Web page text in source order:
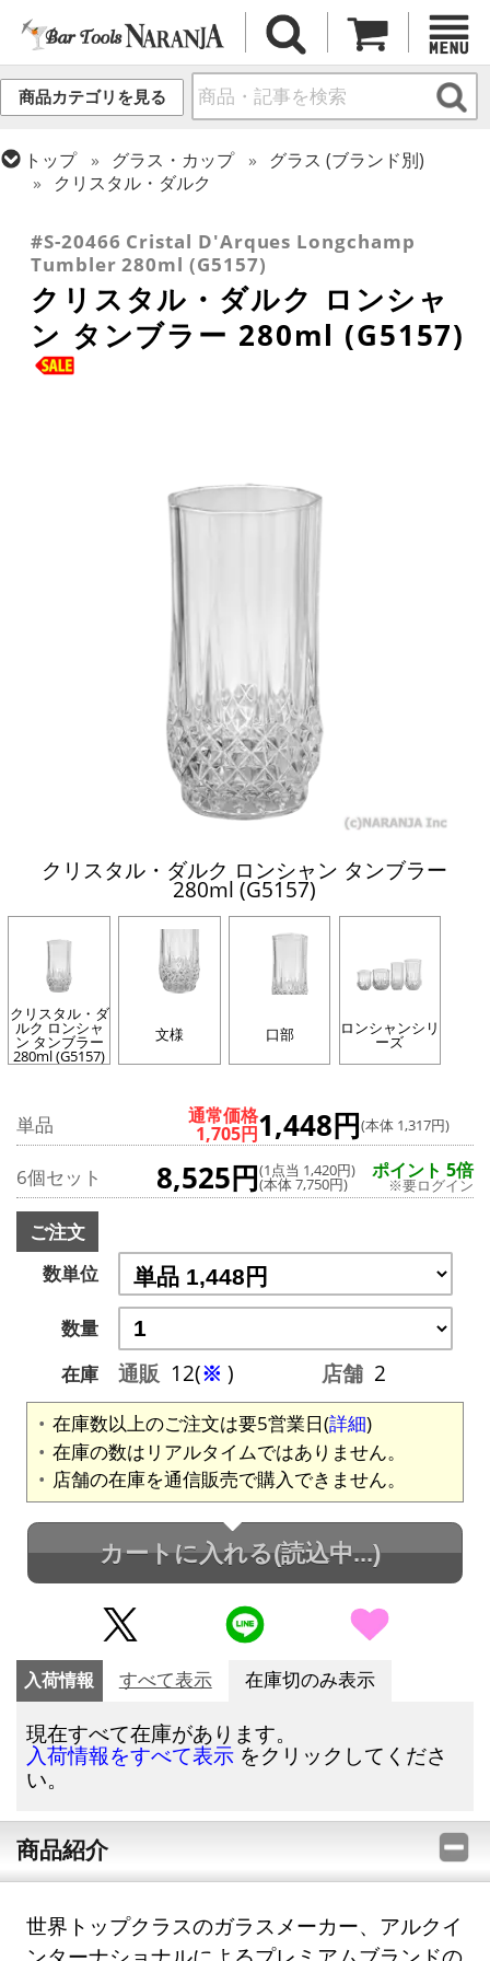
商品カテゴリを見る
トップ グラス・カップ
グラス (ブランド別)
クリスタル・ダルク
タンブラー
#S-20466 Cristal D'Arques Longchamp
Tumbler 280ml (G5157)
クリスタル・ダルク ロンシャ
ン タンブラー 280ml (G5157)
クリスタル・ダルク ロンシャン タンブラー
280ml (G5157)
クリスタル・ダ
ルク ロンシャ
ン タンブラー
280ml (G5157)
文様 口部 ロンシャンシリ
ーズ
単品 通常価格
1,705円1,448円(本体 1,317円)
6個セット 8,525円(1点当 1,420円)
(本体 7,750円)
ポイント 5倍
※要ログイン
ご注文
数単位
数量
在庫
通販 12(※ ) 店舗 2
在庫数以上のご注文は要5営業日(詳細)
在庫の数はリアルタイムではありません。
店舗の在庫を通信販売で購入できません。
カートに入れる(読込中...)
入荷情報 すべて表示 在庫切のみ表示
現在すべて在庫があります。
入荷情報をすべて表示 をクリックしてくださ
い。
商品紹介
世界トップクラスのガラスメーカー、アルクイ